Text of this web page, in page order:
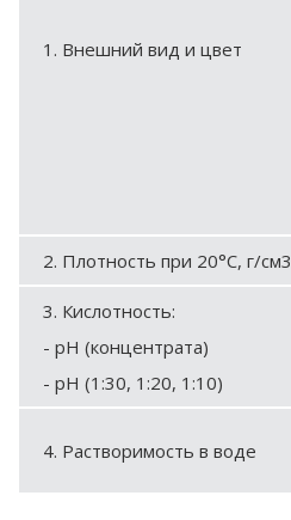
1. Внешний вид и цвет
2. Плотность при 20°С, г/см3
3. Кислотность:
- рН (концентрата)
- рН (1:30, 1:20, 1:10)
4. Растворимость в воде